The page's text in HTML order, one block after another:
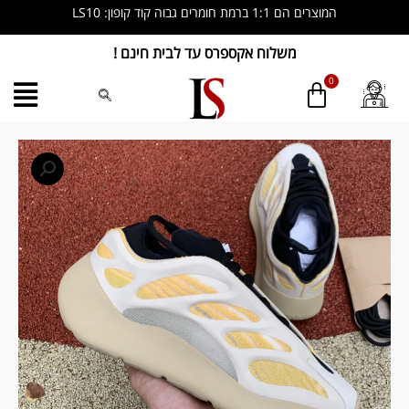
לתוכן
המוצרים הם 1:1 ברמת חומרים גבוה קוד קופון: LS10
משלוח אקספרס עד לבית חינם !
כמות
של
Yeezy
700
V3
‘Safflower’